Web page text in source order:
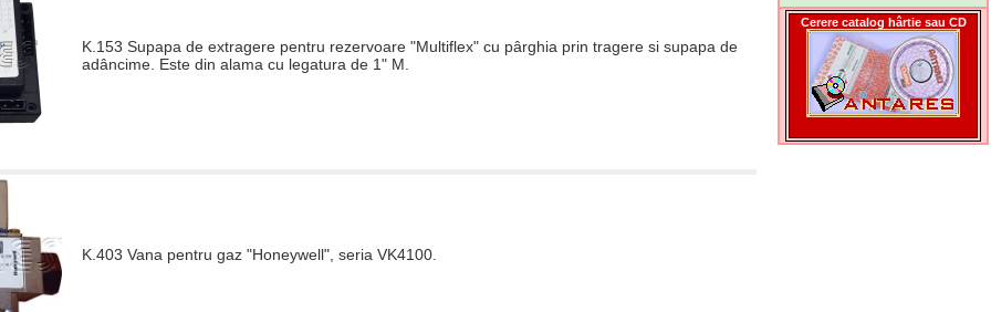
K.153 Supapa de extragere pentru rezervoare "Multiflex" cu pârghia prin tragere si supapa de
adâncime. Este din alama cu legatura de 1" M.
K.403 Vana pentru gaz "Honeywell", seria VK4100.
Cerere catalog hârtie sau CD